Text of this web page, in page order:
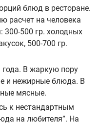
блюд в ресторане.
расчет на человека
500 гр. холодных
500-700 гр.
года. В жаркую пору
и нежирные блюда. В
мясные.
к нестандартным
на любителя”. На